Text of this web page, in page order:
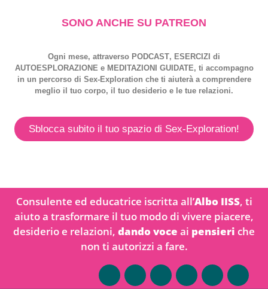
SONO ANCHE SU PATREON
Ogni mese, attraverso PODCAST, ESERCIZI di
AUTOESPLORAZIONE e MEDITAZIONI GUIDATE, ti accompagno
in un percorso di Sex-Exploration che ti aiuterà a comprendere
meglio il tuo corpo, il tuo desiderio e le tue relazioni.
Sblocca subito il tuo spazio di Sex-Exploration!
Consulente ed educatrice iscritta all’Albo IISS, ti
aiuto a trasformare il tuo modo di vivere piacere,
desiderio e relazioni, dando voce ai pensieri che
non ti autorizzi a fare.